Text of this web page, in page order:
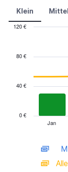
Klein
has
displaying
categories.
Jan
0 €
40 €
80 €
120 €